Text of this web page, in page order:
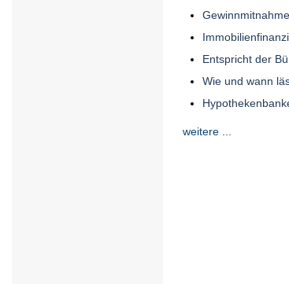
Entspricht der
Wie und wann
weitere ...